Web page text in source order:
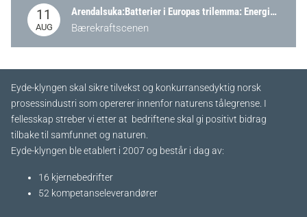
11
AUG
Arendalsuka:Batterier i Europas trilemma: Energisikkerhet, konkurransekraft og bærekraft (Battery Norway-arrangement)
Bærekraftscenen
Eyde-klyngen skal sikre tilvekst og konkurransedyktig norsk
prosessindustri som opererer innenfor naturens tålegrense. I
fellesskap streber vi etter at bedriftene skal gi positivt bidrag
tilbake til samfunnet og naturen.
Eyde-klyngen ble etablert i 2007 og består i dag av:
16 kjernebedrifter​
52 kompetanseleverandører